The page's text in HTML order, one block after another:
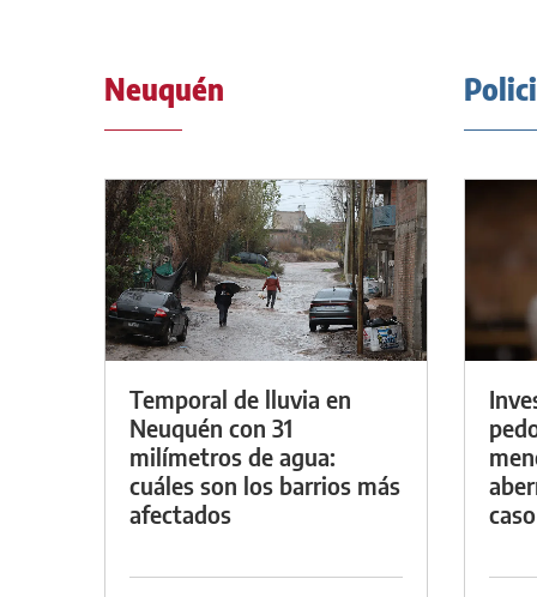
Neuquén
Temporal de lluvia en
Neuquén con 31
milímetros de agua:
cuáles son los barrios más
afectados
caso